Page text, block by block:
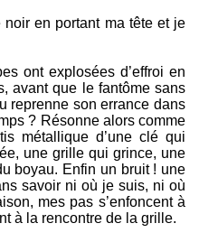
en portant ma tête et je
ont explosées d’effroi en
avant que le fantôme sans
reprenne son errance dans
? Résonne alors comme
métallique d’une clé qui
une grille qui grince, une
boyau. Enfin un bruit ! une
savoir ni où je suis, ni où
mes pas s’enfoncent à
à la rencontre de la grille.